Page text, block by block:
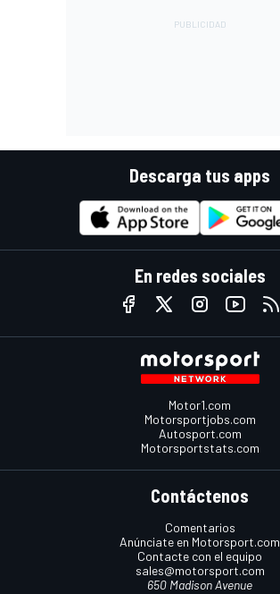
Descarga tus apps
En redes sociales
Motor1.com
Motorsportjobs.com
Autosport.com
Motorsportstats.com
Contáctenos
Comentarios
Anúnciate en Motorsport.com
Contacte con el equipo
sales@motorsport.com
650 Madison Avenue